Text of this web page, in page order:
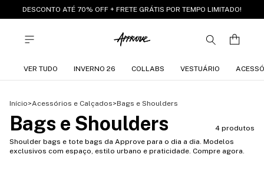
DESCONTO ATÉ 70% OFF + FRETE GRÁTIS POR TEMPO LIMITADO!
VER TUDO INVERNO 26 COLLABS VESTUÁRIO
Início>Acessórios e Calçados>Bags e Shoulders
Bags e Shoulders
4 produtos
Shoulder bags e tote bags da Approve para o dia a dia. Modelos
exclusivos com espaço, estilo urbano e praticidade. Compre agora.